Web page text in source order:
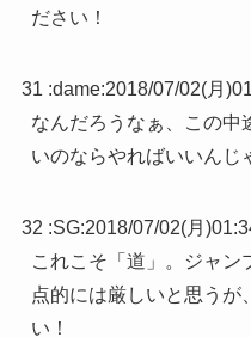
ださい！
31 :dame:2018/07/02(月
なんだろうなぁ、この中
いのならやればいいんじ
32 :SG:2018/07/02(月
これこそ「道」。ジャン
点的には厳しいと思うが
い！